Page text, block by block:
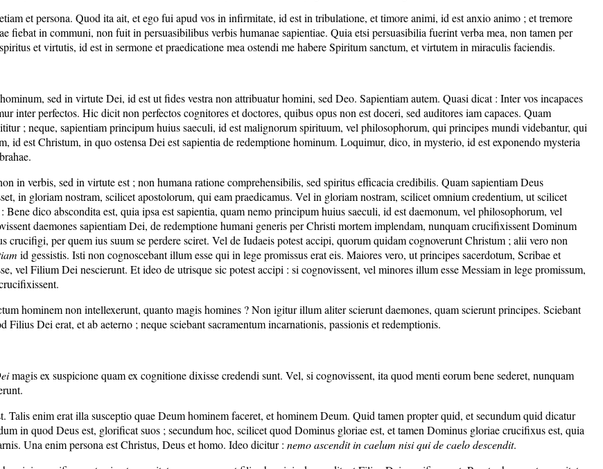
et persona. Quod ita ait, et ego fui apud vos in infirmitate, id est in tribulatione, et timore animi, id est anxio animo ; et tremore
fiebat in communi, non fuit in persuasibilibus verbis humanae sapientiae. Quia etsi persuasibilia fuerint verba mea, non tamen per
et virtutis, id est in sermone et praedicatione mea ostendi me habere Spiritum sanctum, et virtutem in miraculis faciendis.
sed in virtute Dei, id est ut fides vestra non attribuatur homini, sed Deo. Sapientiam autem. Quasi dicat : Inter vos incapaces
inter perfectos. Hic dicit non perfectos cognitores et doctores, quibus opus non est doceri, sed auditores iam capaces. Quam
; neque, sapientiam principum huius saeculi, id est malignorum spirituum, vel philosophorum, qui principes mundi videbantur, qui
id est Christum, in quo ostensa Dei est sapientia de redemptione hominum. Loquimur, dico, in mysterio, id est exponendo mysteria
in verbis, sed in virtute est ; non humana ratione comprehensibilis, sed spiritus efficacia credibilis. Quam sapientiam Deus
in gloriam nostram, scilicet apostolorum, qui eam praedicamus. Vel in gloriam nostram, scilicet omnium credentium, ut scilicet
dico abscondita est, quia ipsa est sapientia, quam nemo principum huius saeculi, id est daemonum, vel philosophorum, vel
daemones sapientiam Dei, de redemptione humani generis per Christi mortem implendam, nunquam crucifixissent Dominum
crucifigi, per quem ius suum se perdere sciret. Vel de Iudaeis potest accipi, quorum quidam cognoverunt Christum ; alii vero non
id gessistis. Isti non cognoscebant illum esse qui in lege promissus erat eis. Maiores vero, ut principes sacerdotum, Scribae et
vel Filium Dei nescierunt. Et ideo de utrisque sic potest accipi : si cognovissent, vel minores illum esse Messiam in lege promissum,
hominem non intellexerunt, quanto magis homines ? Non igitur illum aliter scierunt daemones, quam scierunt principes. Sciebant
Dei erat, et ab aeterno ; neque sciebant sacramentum incarnationis, passionis et redemptionis.
magis ex suspicione quam ex cognitione dixisse credendi sunt. Vel, si cognovissent, ita quod menti eorum bene sederet, nunquam
enim erat illa susceptio quae Deum hominem faceret, et hominem Deum. Quid tamen propter quid, et secundum quid dicatur
in quod Deus est, glorificat suos ; secundum hoc, scilicet quod Dominus gloriae est, et tamen Dominus gloriae crucifixus est, quia
Una enim persona est Christus, Deus et homo. Ideo dicitur : nemo ascendit in caelum nisi qui de caelo descendit.